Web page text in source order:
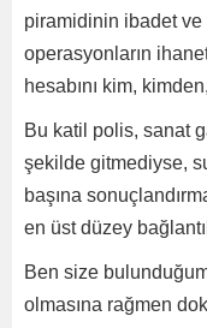
piramidinin ibadet ve
operasyonların
hesabını kim,
Bu katil polis, sanat
şekilde gitmediyse,
başına
en üst düzey
Ben size
olmasına rağmen